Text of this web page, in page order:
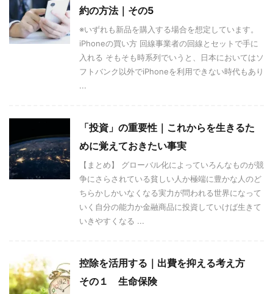
約の方法｜その5
※いずれも新品を購入する場合を想定しています。
iPhoneの買い方 回線事業者の回線とセットで手に
入れる そもそも時系列でいうと、日本においてはソ
フトバンク以外でiPhoneを利用できない時代もあり
...
「投資」の重要性｜これからを生きるた
めに覚えておきたい事実
【まとめ】 グローバル化によっていろんなものが競
争にさらされている貧しい人か極端に豊かな人のど
ちらかしかいなくなる実力が問われる世界になって
いく自分の能力か金融商品に投資していけば生きて
いきやすくなる ...
控除を活用する｜出費を抑える考え方
その１ 生命保険